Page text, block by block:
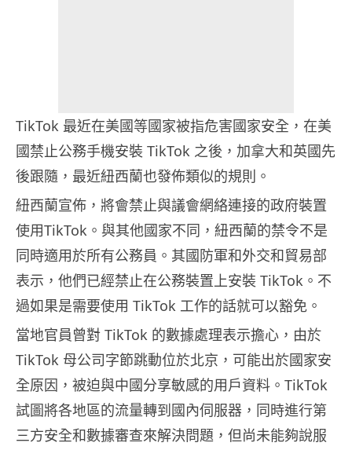
TikTok 最近在美國等國家被指危害國家安全，在美
國禁止公務手機安裝 TikTok 之後，加拿大和英國先
後跟隨，最近紐西蘭也發佈類似的規則。
紐西蘭宣佈，將會禁止與議會網絡連接的政府裝置
使用TikTok。與其他國家不同，紐西蘭的禁令不是
同時適用於所有公務員。其國防軍和外交和貿易部
表示，他們已經禁止在公務裝置上安裝 TikTok。不
過如果是需要使用 TikTok 工作的話就可以豁免。
當地官員曾對 TikTok 的數據處理表示擔心，由於
TikTok 母公司字節跳動位於北京，可能出於國家安
全原因，被迫與中國分享敏感的用戶資料。TikTok
試圖將各地區的流量轉到國內伺服器，同時進行第
三方安全和數據審查來解決問題，但尚未能夠說服